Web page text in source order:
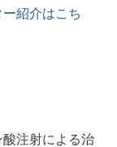
ー紹介はこち
注射による治